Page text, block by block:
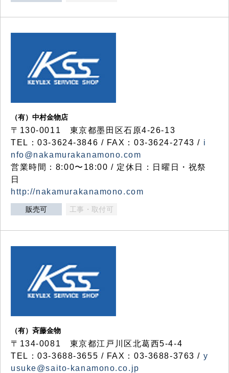
（有）中村金物店
〒130-0011 東京都墨田区石原4-26-13
TEL：03-3624-3846 / FAX：03-3624-2743 / i
nfo@nakamurakanamono.com
営業時間：8:00〜18:00 / 定休日：日曜日・祝祭
日
http://nakamurakanamono.com
販売可 工事・取付可
（有）斉藤金物
〒134-0081 東京都江戸川区北葛西5-4-4
TEL：03-3688-3655 / FAX：03-3688-3763 / y
usuke@saito-kanamono.co.jp